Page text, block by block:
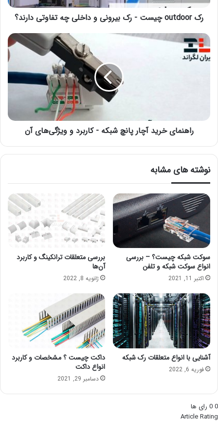
رک outdoor چیست - رک بیرونی و داخلی چه تفاوتی دارند؟
راهنمای خرید آچار پانچ شبکه - کاربرد و ویژگی‌های آن
نوشته های مشابه
سوکت شبکه چیست؟ – بررسی
انواع سوکت شبکه و تلفن
اکتبر 11, 2021
بررسی متعلقات ترانکینگ و کاربرد
آن‌ها
ژانویه 8, 2022
آشنایی با انواع متعلقات رک شبکه
فوریه 6, 2022
داکت چیست ؟ مشخصات و کاربرد
انواع داکت
دسامبر 29, 2021
0
0 رای ها
Article Rating